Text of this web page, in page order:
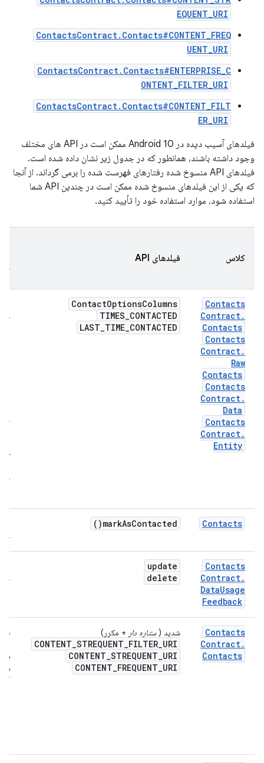
EQUENT_URI
ContactsContract.Contacts#CONTENT_FREQ
UENT_URI
ContactsContract.Contacts#ENTERPRISE_C
ONTENT_FILTER_URI
ContactsContract.Contacts#CONTENT_FILT
ER_URI
فیلدهای آسیب دیده در Android 10 ممکن است در API های مختلف
وجود داشته باشند، همانطور که در جدول زیر نشان داده شده است.
فیلدهای API منسوخ شده رفتارهای فهرست شده را برمی گرداند. از آنجا
که یکی از این فیلدهای منسوخ شده ممکن است در چندین API شما
استفاده شود، موارد استفاده خود را تأیید کنید.
کلاس فیلدهای API
Contacts
Contract.
Contacts
Contacts
Contract.
Raw
Contacts
Contacts
Contract.
Data
Contacts
Contract.
Entity
ContactOptionsColumns
TIMES_CONTACTED
LAST_TIME_CONTACTED
آنها
Contacts
markAsContacted(
)
Contacts
Contract.
DataUsage
Feedback
update
delete
Contacts
Contract.
Contacts
شدید ( ستاره دار + مکرر)
CONTENT_STREQUENT_FILTER_URI
CONTENT_STREQUENT_URI
CONTENT_FREQUENT_URI
را